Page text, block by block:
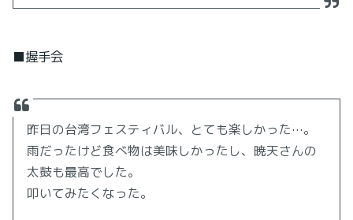
■握手会
昨日の台湾フェスティバル、とても楽しかった…。
雨だったけど食べ物は美味しかったし、暁天さんの
太鼓も最高でした。
叩いてみたくなった。